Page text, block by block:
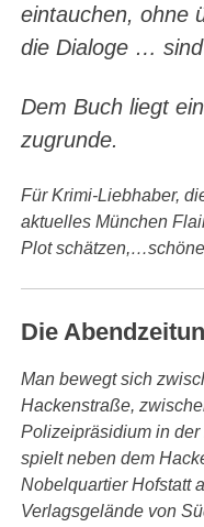
eintauchen, ohne
die Dialoge …
Dem Buch liegt
zugrunde.
Für Krimi-Liebhaber,
aktuelles München
Plot
Die
Man bewegt sich
Hackenstraße,
Polizeipräsidium in
spielt neben dem
Nobelquartier Hofstatt
Verlagsgelände von